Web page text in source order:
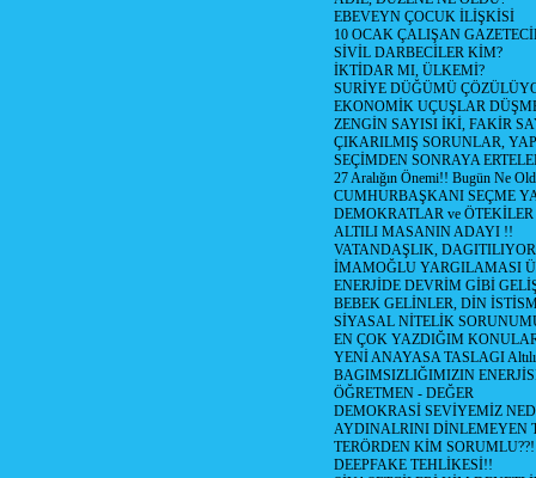
EBEVEYN ÇOCUK İLİŞKİSİ
10 OCAK ÇALIŞAN
SİVİL DARBECİLER KİM?
İKTİDAR MI, ÜLKEMİ?
SURİYE DÜĞÜMÜ
EKONOMİK UÇUŞLAR
ZENGİN SAYISI İKİ, FAKİR
ÇIKARILMIŞ SORUNLAR,
SEÇİMDEN SONRAYA
27 Aralığın Önemi!! Bugün Ne
CUMHURBAŞKANI SEÇME
DEMOKRATLAR ve ÖTEKİLER
ALTILI MASANIN ADAYI !!
VATANDAŞLIK,
İMAMOĞLU YARGILAMASI
ENERJİDE DEVRİM GİBİ
BEBEK GELİNLER, DİN
SİYASAL NİTELİK
EN ÇOK YAZDIĞIM
YENİ ANAYASA TASLAGI Altılı
BAGIMSIZLIĞIMIZIN
ÖĞRETMEN - DEĞER
DEMOKRASİ SEVİYEMİZ
AYDINALRINI DİNLEMEYEN
TERÖRDEN KİM
DEEPFAKE TEHLİKESİ!!